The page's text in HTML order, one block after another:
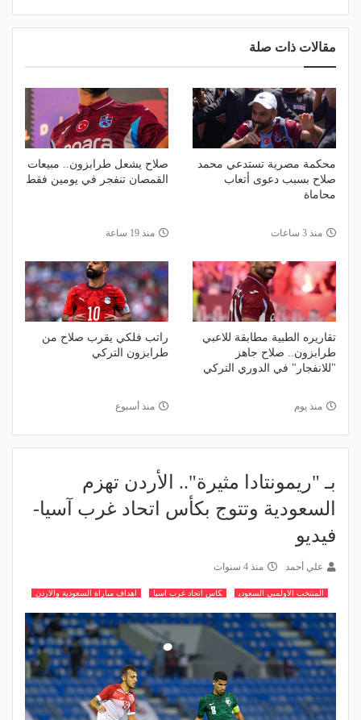
مقالات ذات صلة
محكمة مصرية تستدعي محمد
صلاح بسبب دعوى أتعاب
محاماة
منذ 3 ساعات
صلاح يشعل طرابزون.. مبيعات
القمصان تنفجر في يومين فقط
منذ 19 ساعة
تقاريره الطبية مطابقة للاعبي
طرابزون.. صلاح جاهز
"للانفجار" في الدوري التركي
منذ يوم
راتب فلكي يقرب صلاح من
طرابزون التركي
منذ أسبوع
بـ "ريمونتادا مثيرة".. الأردن تهزم
السعودية وتتوج بكأس اتحاد غرب آسيا-
فيديو
علي أحمد منذ 4 سنوات
المنتخب الاولمبي السعودي كاس اتحاد غرب اسيا اهداف مباراة السعودية والاردن